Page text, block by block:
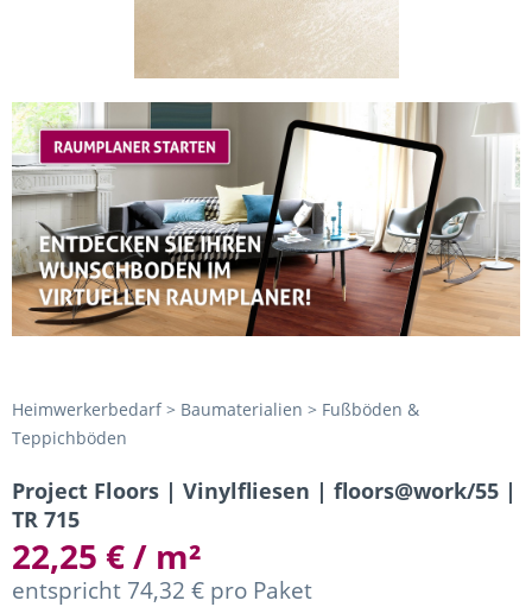
Heimwerkerbedarf > Baumaterialien > Fußböden &
Teppichböden
Project Floors | Vinylfliesen | floors@work/55 |
TR 715
22,25 € / m²
entspricht 74,32 € pro Paket